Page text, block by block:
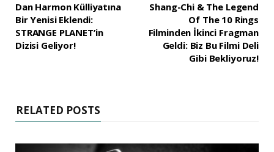
Dan Harmon Külliyatına
Bir Yenisi Eklendi:
STRANGE PLANET’in
Dizisi Geliyor!
Shang-Chi & The Legend
Of The 10 Rings
Filminden İkinci Fragman
Geldi: Biz Bu Filmi Deli
Gibi Bekliyoruz!
RELATED POSTS